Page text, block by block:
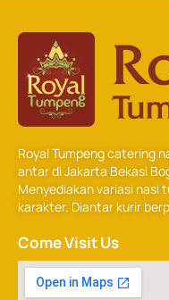
Royal Tumpeng catering
antar di Jakarta Bekasi
Menyediakan variasi nasi
karakter. Diantar kurir
Come Visit Us